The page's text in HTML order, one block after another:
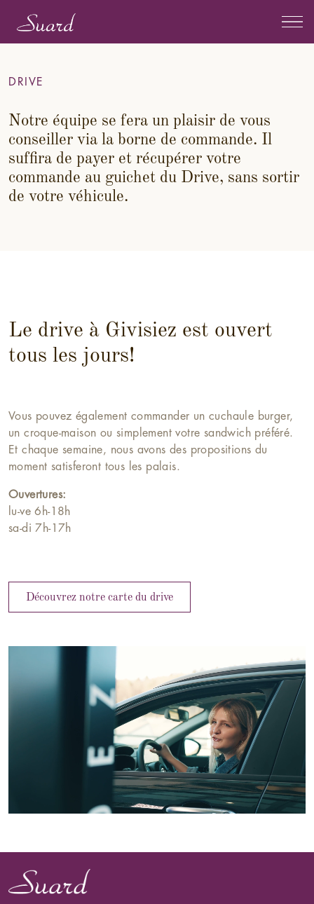
DRIVE
Notre équipe se fera un plaisir de vous
conseiller via la borne de commande. Il
suffira de payer et récupérer votre
commande au guichet du Drive, sans sortir
de votre véhicule.
Le drive à Givisiez est ouvert
tous les jours!
Vous pouvez également commander un cuchaule burger,
un croque-maison ou simplement votre sandwich préféré.
Et chaque semaine, nous avons des propositions du
moment satisferont tous les palais.
Ouvertures:
lu-ve 6h-18h
sa-di 7h-17h
Découvrez notre carte du drive